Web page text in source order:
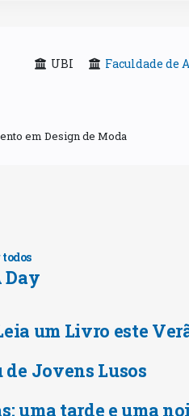
UBI Faculdade de
em Design de Moda
Day
um Livro este
Jovens Lusos
uma tarde e uma